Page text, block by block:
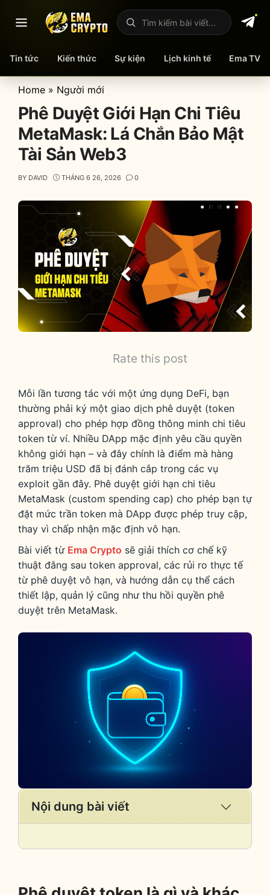
Mở menu
Tìm kiếm bài viết
Tin tức Kiến thức Sự kiện Lịch kinh tế Ema TV
Skip
content
Home » Người mới
Phê Duyệt Giới Hạn Chi Tiêu
MetaMask: Lá Chắn Bảo Mật
Tài Sản Web3
BY DAVID THÁNG 6 26, 2026 0
Rate this post
Mỗi lần tương tác với một ứng dụng DeFi, bạn
thường phải ký một giao dịch phê duyệt (token
approval) cho phép hợp đồng thông minh chi tiêu
token từ ví. Nhiều DApp mặc định yêu cầu quyền
không giới hạn – và đây chính là điểm mà hàng
trăm triệu USD đã bị đánh cắp trong các vụ
exploit gần đây. Phê duyệt giới hạn chi tiêu
MetaMask (custom spending cap) cho phép bạn tự
đặt mức trần token mà DApp được phép truy cập,
thay vì chấp nhận mặc định vô hạn.
Bài viết từ Ema Crypto sẽ giải thích cơ chế kỹ
thuật đằng sau token approval, các rủi ro thực tế
từ phê duyệt vô hạn, và hướng dẫn cụ thể cách
thiết lập, quản lý cũng như thu hồi quyền phê
duyệt trên MetaMask.
Nội dung bài viết